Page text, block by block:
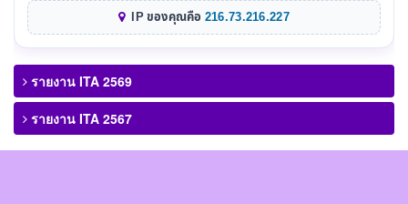
IP ของคุณคือ 216.73.216.227
รายงาน ITA 2569
รายงาน ITA 2567